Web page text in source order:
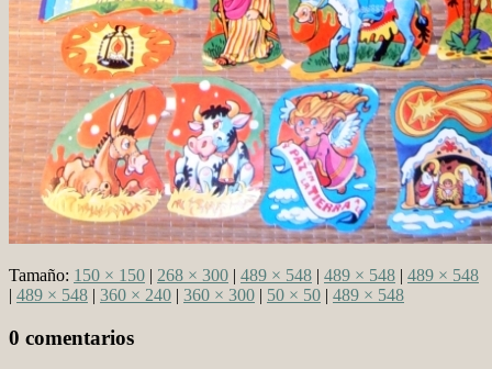
Tamaño: 150 × 150 | 268 × 300 | 489 × 548 | 489 × 548 | 489 × 548
| 489 × 548 | 360 × 240 | 360 × 300 | 50 × 50 | 489 × 548
0 comentarios